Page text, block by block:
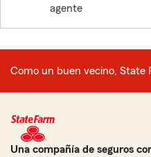
agente
Como un buen vecino, State
Una compañía de seguros